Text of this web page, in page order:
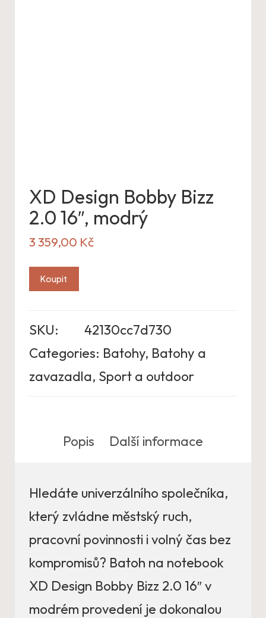
XD Design Bobby Bizz
2.0 16″, modrý
3 359,00 Kč
Koupit
SKU:
42130cc7d730
Categories: Batohy, Batohy a
zavazadla, Sport a outdoor
Popis Další informace
Hledáte univerzálního společníka,
který zvládne městský ruch,
pracovní povinnosti i volný čas bez
kompromisů? Batoh na notebook
XD Design Bobby Bizz 2.0 16″ v
modrém provedení je dokonalou